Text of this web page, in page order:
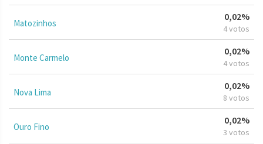
Matozinhos
0,02%
4 votos
Monte Carmelo
0,02%
4 votos
Nova Lima
0,02%
8 votos
Ouro Fino
0,02%
3 votos